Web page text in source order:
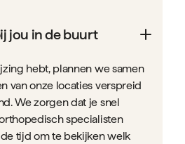
jou in de buurt
hebt, plannen we samen
van onze locaties verspreid
We zorgen dat je snel
specialisten
tijd om te bekijken welk